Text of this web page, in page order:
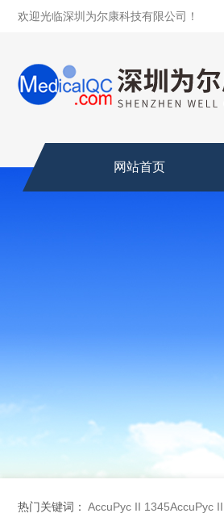
欢迎光临深圳为尔康科技有限公司！
网站首页
热门关键词： AccuPyc II 1345AccuPyc